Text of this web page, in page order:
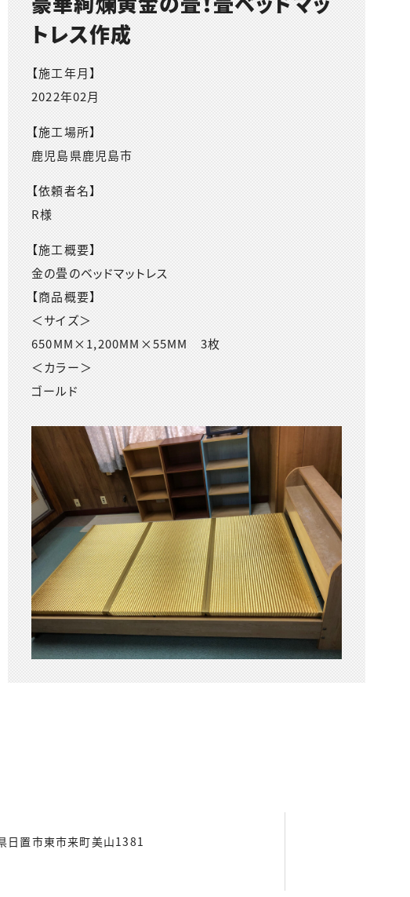
トレス作成
【施工年月】
2022年02月
【施工場所】
鹿児島県鹿児島市
【依頼者名】
R様
【施工概要】
金の畳のベッドマットレス
【商品概要】
＜サイズ＞
650MM×1,200MM×55MM 3枚
＜カラー＞
ゴールド
日置市東市来町美山1381